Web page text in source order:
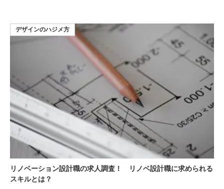
リノベーション設計職の求人調査！ リノベ設計職に求められる
スキルとは？
デザインのハジメ方